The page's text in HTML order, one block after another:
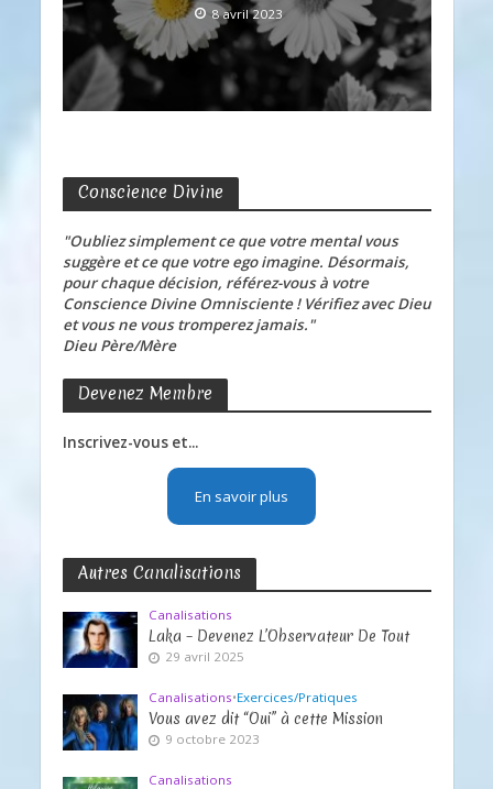
8 avril 2023
Conscience Divine
"Oubliez simplement ce que votre mental vous
suggère et ce que votre ego imagine. Désormais,
pour chaque décision, référez-vous à votre
Conscience Divine Omnisciente ! Vérifiez avec Dieu
et vous ne vous tromperez jamais."
Dieu Père/Mère
Devenez Membre
Inscrivez-vous et...
En savoir plus
Autres Canalisations
Canalisations
Laka – Devenez L’Observateur De Tout
29 avril 2025
Canalisations•Exercices/Pratiques
Vous avez dit “Oui” à cette Mission
9 octobre 2023
Canalisations